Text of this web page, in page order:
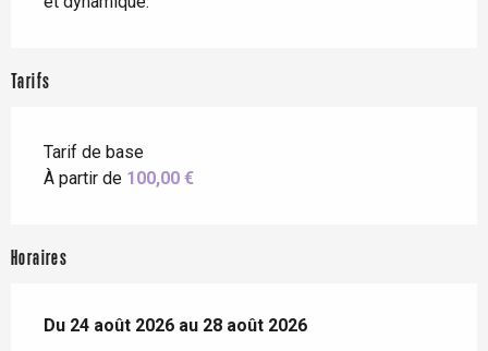
Tarifs
Tarif de base
À partir de 100,00 €
Horaires
Du 24 août 2026 au 28 août 2026
Du 24 août 2026 au 28 août 2026